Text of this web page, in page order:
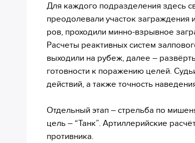
Для каждого подразделения здесь
преодолевали участок заграждения
ров, проходили минно-взрывное
Расчеты реактивных систем
выходили на рубеж, далее –
готовности к поражению целей.
действий, а также точность
Отдельный этап – стрельба по
цель – “Танк”. Артиллерийские
противника.